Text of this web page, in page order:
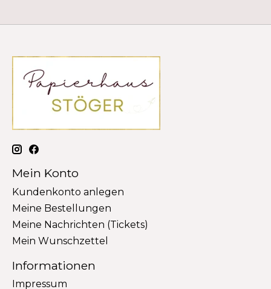
Mein Konto
Kundenkonto anlegen
Meine Bestellungen
Meine Nachrichten (Tickets)
Mein Wunschzettel
Informationen
Impressum